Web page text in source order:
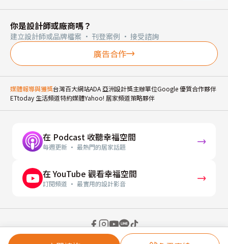
你是設計師或廠商嗎？
建立設計師或品牌檔案 · 刊登案例 · 接受諮詢
廣告合作
媒體報導與獲獎台灣百大網站ADA 亞洲設計獎主辦單位Google 優質合作夥伴
ETtoday 生活頻道特約媒體Yahoo! 居家頻道策略夥伴
在 Podcast 收聽幸福空間
每週更新 · 最熱門的居家話題
在 YouTube 觀看幸福空間
訂閱頻道 · 最實用的設計影音
© 2026 幸福空間 Gorgeous Space Co., Ltd.